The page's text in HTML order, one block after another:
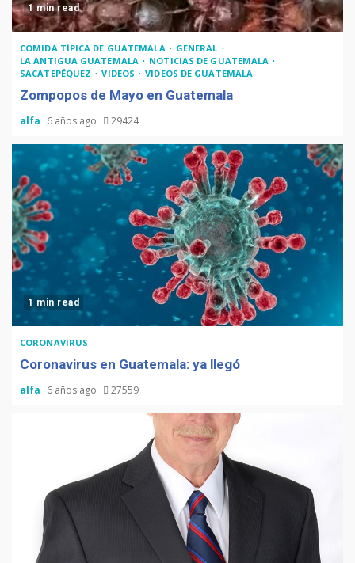
1 min read
COMIDA TÍPICA DE GUATEMALA
GENERAL
LA ANTIGUA GUATEMALA
NOTICIAS DE GUATEMALA
SACATEPÉQUEZ
VIDEOS VIDEOS DE GUATEMALA
Zompopos de Mayo en Guatemala
alfa 6 años ago 29424
1 min read
CORONAVIRUS
Coronavirus en Guatemala: ya llegó
alfa 6 años ago 27559